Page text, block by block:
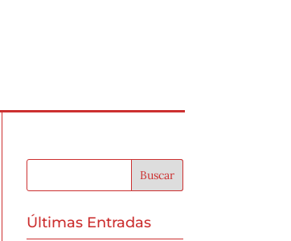
Últimas Entradas